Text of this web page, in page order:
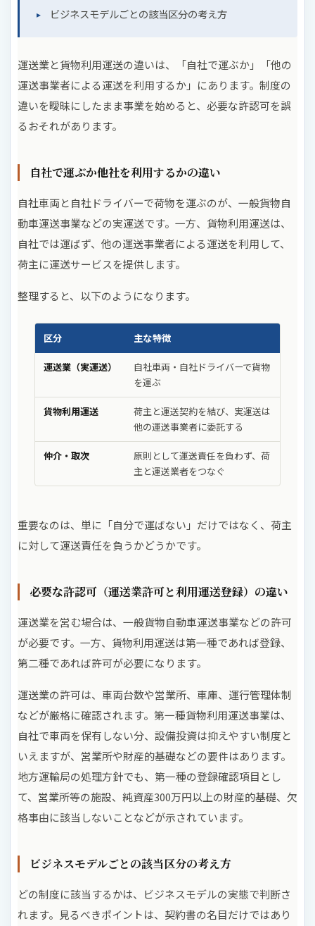
ビジネスモデルごとの該当区分の考え方
運送業と貨物利用運送の違いは、「自社で運ぶか」「他の
運送事業者による運送を利用するか」にあります。制度の
違いを曖昧にしたまま事業を始めると、必要な許認可を誤
るおそれがあります。
自社で運ぶか他社を利用するかの違い
自社車両と自社ドライバーで荷物を運ぶのが、一般貨物自
動車運送事業などの実運送です。一方、貨物利用運送は、
自社では運ばず、他の運送事業者による運送を利用して、
荷主に運送サービスを提供します。
整理すると、以下のようになります。
区分 主な特徴
運送業（実運送）
自社車両・自社ドライバーで貨物
を運ぶ
貨物利用運送
荷主と運送契約を結び、実運送は
他の運送事業者に委託する
仲介・取次
原則として運送責任を負わず、荷
主と運送業者をつなぐ
重要なのは、単に「自分で運ばない」だけではなく、荷主
に対して運送責任を負うかどうかです。
必要な許認可（運送業許可と利用運送登録）の違い
運送業を営む場合は、一般貨物自動車運送事業などの許可
が必要です。一方、貨物利用運送は第一種であれば登録、
第二種であれば許可が必要になります。
運送業の許可は、車両台数や営業所、車庫、運行管理体制
などが厳格に確認されます。第一種貨物利用運送事業は、
自社で車両を保有しない分、設備投資は抑えやすい制度と
いえますが、営業所や財産的基礎などの要件はあります。
地方運輸局の処理方針でも、第一種の登録確認項目とし
て、営業所等の施設、純資産300万円以上の財産的基礎、欠
格事由に該当しないことなどが示されています。
ビジネスモデルごとの該当区分の考え方
どの制度に該当するかは、ビジネスモデルの実態で判断さ
れます。見るべきポイントは、契約書の名目だけではあり